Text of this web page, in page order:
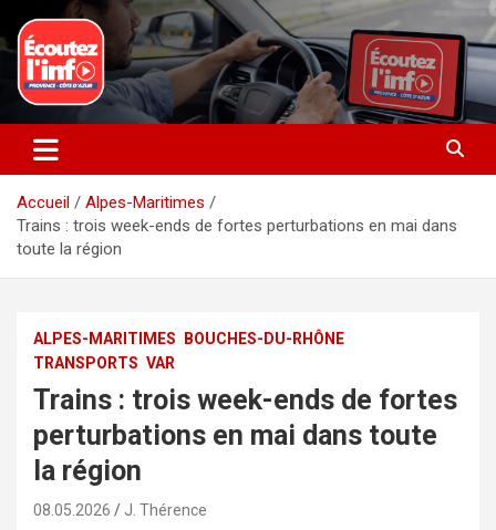
au
contenu
Ecoutez l’info
La radio du quotidien
Accueil
Alpes-Maritimes
Trains : trois week-ends de fortes perturbations en mai dans
toute la région
ALPES-MARITIMES
BOUCHES-DU-RHÔNE
TRANSPORTS VAR
Trains : trois week-ends de fortes
perturbations en mai dans toute
la région
08.05.2026 J. Thérence